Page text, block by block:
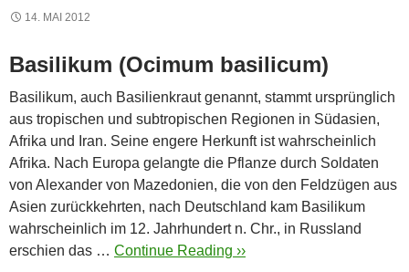
14. MAI 2012
Basilikum (Ocimum basilicum)
Basilikum, auch Basilienkraut genannt, stammt ursprünglich
aus tropischen und subtropischen Regionen in Südasien,
Afrika und Iran. Seine engere Herkunft ist wahrscheinlich
Afrika. Nach Europa gelangte die Pflanze durch Soldaten
von Alexander von Mazedonien, die von den Feldzügen aus
Asien zurückkehrten, nach Deutschland kam Basilikum
wahrscheinlich im 12. Jahrhundert n. Chr., in Russland
erschien das … Continue Reading ››